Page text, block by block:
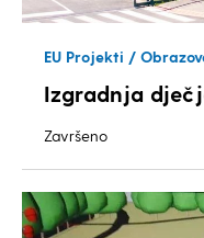
EU Projekti /
Izgradnja
Završeno